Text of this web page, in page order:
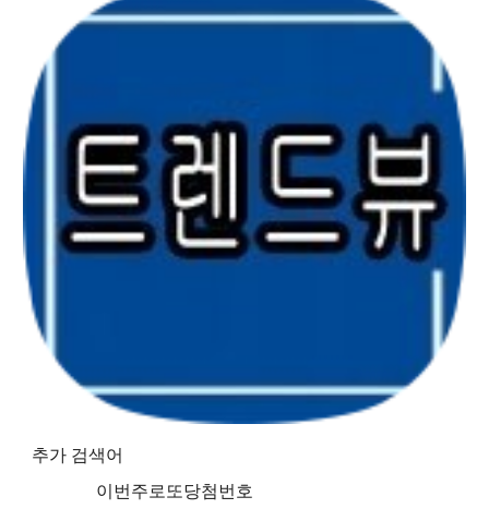
추가 검색어
이번주로또당첨번호